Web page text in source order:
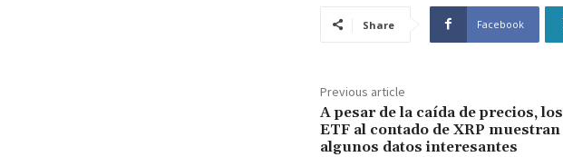
Share Facebook
Previous article
A pesar de la caída de precios, los
ETF al contado de XRP muestran
algunos datos interesantes